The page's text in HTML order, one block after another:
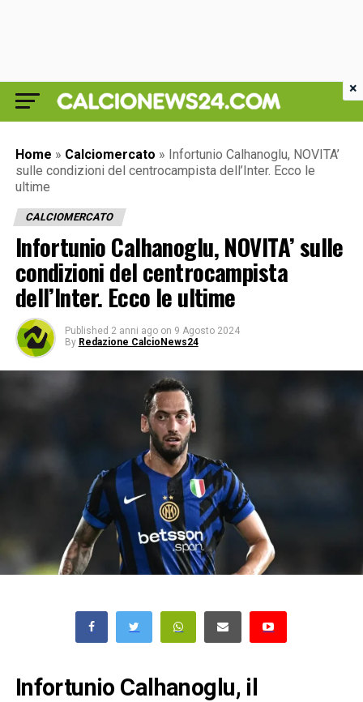
Home » Calciomercato » Infortunio Calhanoglu, NOVITA’
sulle condizioni del centrocampista dell’Inter. Ecco le
ultime
CALCIOMERCATO
Infortunio Calhanoglu, NOVITA’ sulle
condizioni del centrocampista
dell’Inter. Ecco le ultime
Published 2 anni ago on 9 Agosto 2024
By Redazione CalcioNews24
Infortunio Calhanoglu, il
×